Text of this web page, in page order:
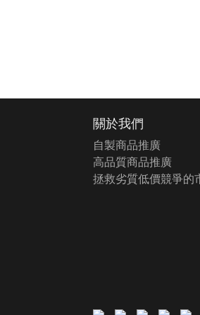
關於我們
自製商品推廣
高品質商品推廣
拯救劣質低價競爭的